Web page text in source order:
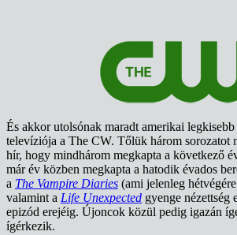
És akkor utolsónak maradt amerikai
televíziója a The CW. Tőlük három sorozatot
hír, hogy mindhárom megkapta a következő
már év közben megkapta a hatodik évados
a The Vampire Diaries (ami jelenleg
valamint a Life Unexpected gyenge nézettség
epizód erejéig. Újoncok közül pedig igazán
ígérkezik.